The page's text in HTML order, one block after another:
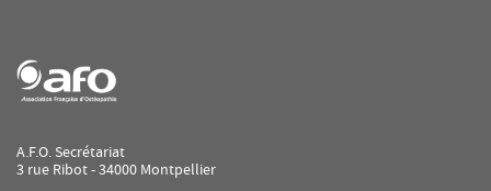
A.F.O. Secrétariat
3 rue Ribot - 34000 Montpellier